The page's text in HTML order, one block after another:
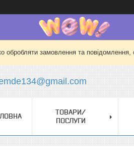
замовлення та повідомлення,
ТОВАРИ/
ПОСЛУГИ